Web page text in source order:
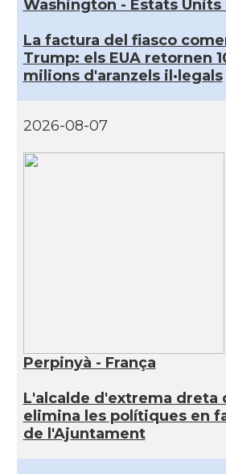
Washington - Estats
La factura del fiasco
Trump: els EUA retornen
milions d'aranzels il·legals
2026-08-07
Perpinyà - França
L'alcalde d'extrema dreta
elimina les polítiques en
de l'Ajuntament